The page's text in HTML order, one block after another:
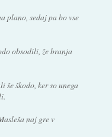
plano, sedaj pa bo vse
obsodili, že branja
škodo, ker so unega
naj gre v